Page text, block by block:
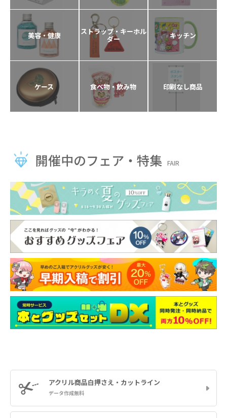
美容・健康 ストラップ・キーホル
ダー キッチン
ケース 食べ物・飲み物 印刷なし商品
開催中のフェア・特集 FAIR
アクリル商品白押さえ・カットライン
データ作成無料